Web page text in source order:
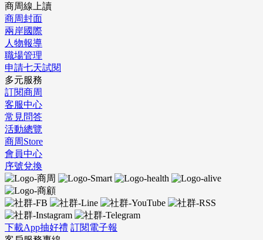
商周線上讀
商周封面
兩岸國際
人物報導
職場管理
申請七天試閱
多元服務
訂閱商周
客服中心
常見問答
活動總覽
商周Store
會員中心
序號兌換
下載App抽好禮 訂閱電子報